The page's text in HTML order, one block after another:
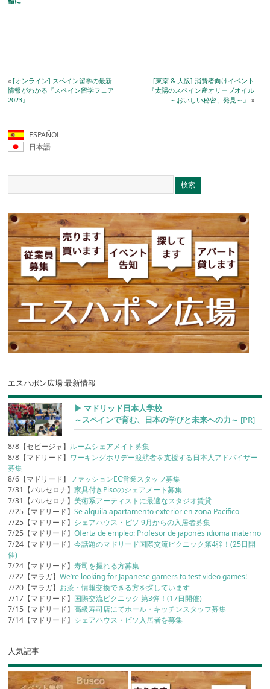
«[オンライン] スペイン留学の最新
情報がわかる『スペイン留学フェア
2023』
[東京 & 大阪] 消費者向けイベント
『太陽のスペイン産オリーブオイル
～おいしい秘密、発見～』 »
ESPAÑOL
日本語
エスハポン広場 最新情報
▶︎ マドリッド日本人学校
～スペインで育む、日本の学びと未来への力～ [PR]
8/8【セビージャ】 ルームシェアメイト募集
8/8【マドリード】 ワーキングホリデー渡航者を支援する日本人アドバイザー
募集
8/6【マドリード】 ファッションEC営業スタッフ募集
7/31【バルセロナ】家具付きPisoのシェアメート募集
7/31【バルセロナ】美術系アーティストに最適なスタジオ賃貸
7/25【マドリード】Se alquila apartamento exterior en zona Pacifico
7/25【マドリード】 シェアハウス・ピソ 9月からの入居者募集
7/25【マドリード】Oferta de empleo: Profesor de japonés idioma materno
7/24【マドリード】今話題のマドリード国際交流ピクニック第4弾！(25日開
催)
7/24【マドリード】寿司を握れる方募集
7/22【マラガ】We’re looking for Japanese gamers to test video games!
7/20【マラガ】 お茶・情報交換できる方を探しています
7/17【マドリード】 国際交流ピクニック 第3弾！(17日開催)
7/15【マドリード】高級寿司店にてホール・キッチンスタッフ募集
7/14【マドリード】 シェアハウス・ピソ入居者を募集
人気記事